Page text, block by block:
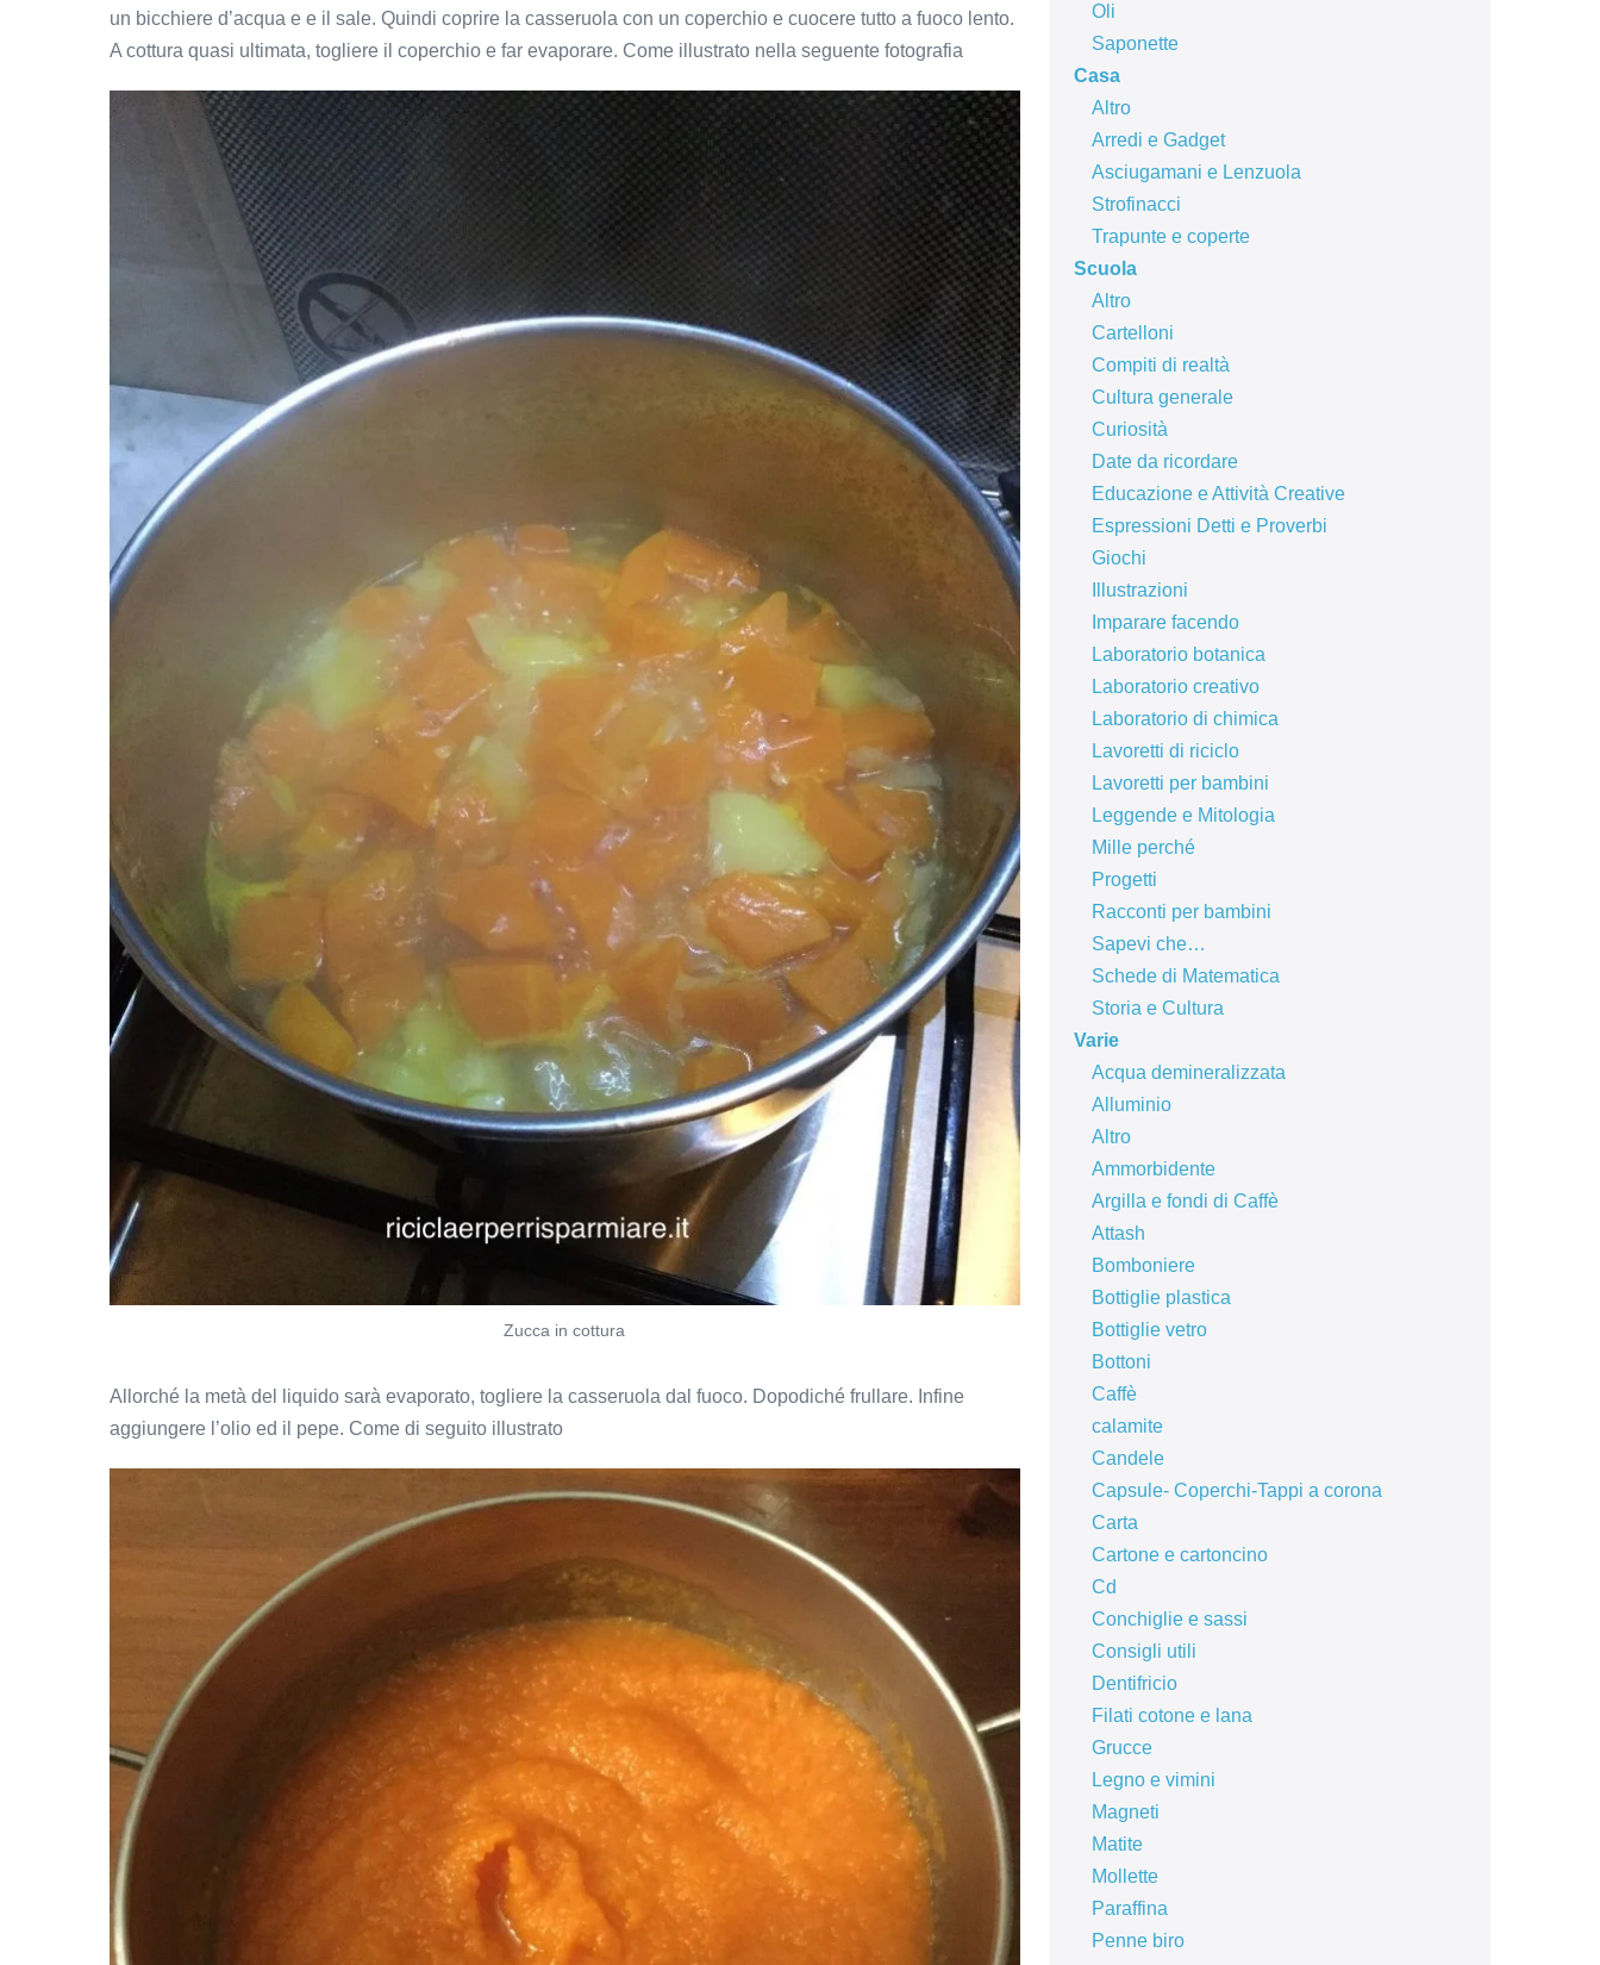
un bicchiere d’acqua e e il sale. Quindi coprire la casseruola con un coperchio e cuocere tutto a fuoco lento.
A cottura quasi ultimata, togliere il coperchio e far evaporare. Come illustrato nella seguente fotografia
Zucca in cottura
Allorché la metà del liquido sarà evaporato, togliere la casseruola dal fuoco. Dopodiché frullare. Infine
aggiungere l’olio ed il pepe. Come di seguito illustrato
Oli
Saponette
Casa
Altro
Arredi e Gadget
Asciugamani e Lenzuola
Strofinacci
Trapunte e coperte
Scuola
Altro
Cartelloni
Compiti di realtà
Cultura generale
Curiosità
Date da ricordare
Educazione e Attività Creative
Espressioni Detti e Proverbi
Giochi
Illustrazioni
Imparare facendo
Laboratorio botanica
Laboratorio creativo
Laboratorio di chimica
Lavoretti di riciclo
Lavoretti per bambini
Leggende e Mitologia
Mille perché
Progetti
Racconti per bambini
Sapevi che…
Schede di Matematica
Storia e Cultura
Varie
Acqua demineralizzata
Alluminio
Altro
Ammorbidente
Argilla e fondi di Caffè
Attash
Bomboniere
Bottiglie plastica
Bottiglie vetro
Bottoni
Caffè
calamite
Candele
Capsule- Coperchi-Tappi a corona
Carta
Cartone e cartoncino
Cd
Conchiglie e sassi
Consigli utili
Dentifricio
Filati cotone e lana
Grucce
Legno e vimini
Magneti
Matite
Mollette
Paraffina
Penne biro